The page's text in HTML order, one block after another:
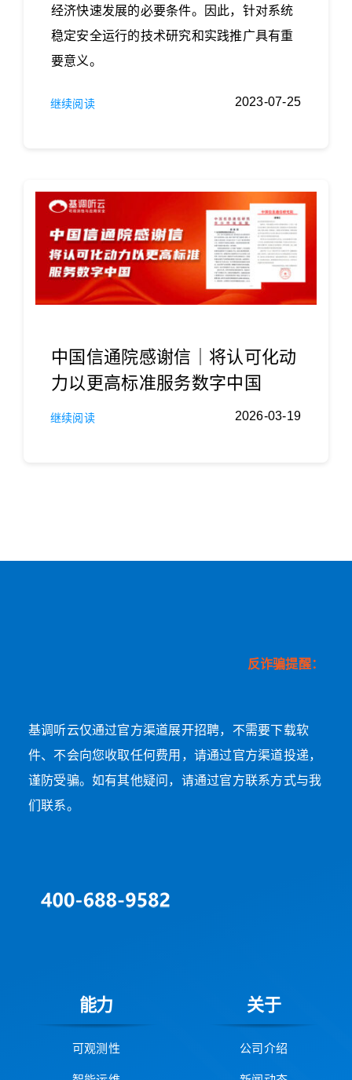
经济快速发展的必要条件。因此，针对系统
稳定安全运行的技术研究和实践推广具有重
要意义。
2023-07-25
继续阅读
中国信通院感谢信｜将认可化动
力以更高标准服务数字中国
2026-03-19
继续阅读
反诈骗提醒：
基调听云仅通过官方渠道展开招聘，不需要下载软
件、不会向您收取任何费用，请通过官方渠道投递，
谨防受骗。如有其他疑问，请通过官方联系方式与我
们联系。
能力
可观测性
关于
公司介绍